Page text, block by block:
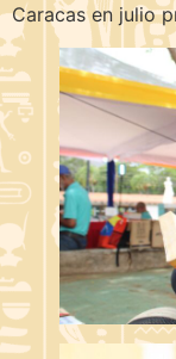
Caracas en julio